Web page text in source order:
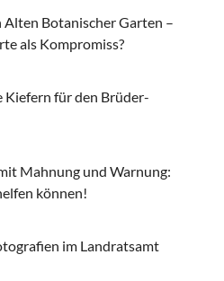
Alten Botanischer Garten –
als Kompromiss?
Kiefern für den Brüder-
Mahnung und Warnung:
können!
im Landratsamt